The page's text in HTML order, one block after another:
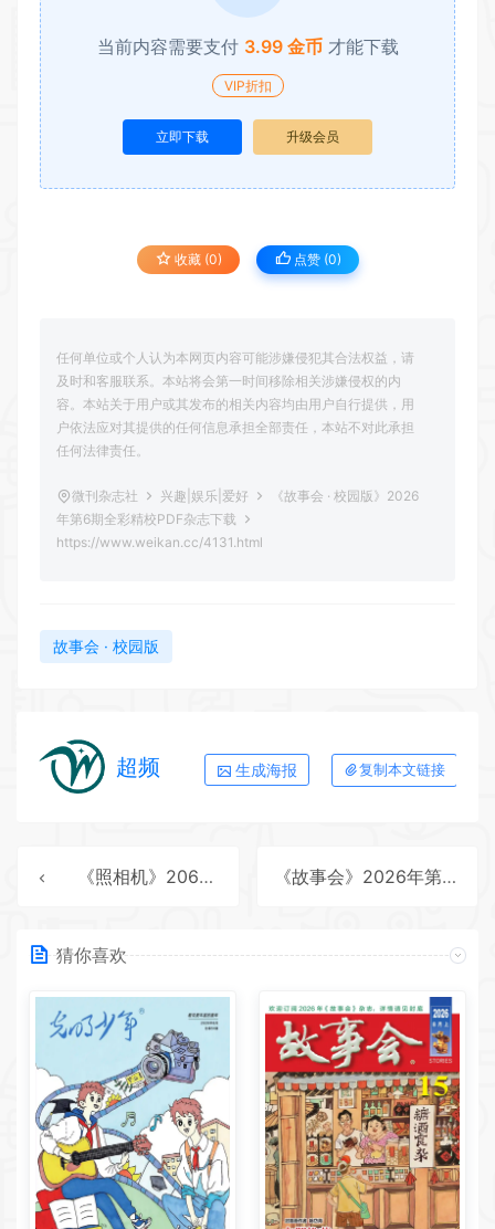
当前内容需要支付 3.99 金币 才能下载
VIP折扣
立即下载 升级会员
收藏 (0) 点赞 (0)
任何单位或个人认为本网页内容可能涉嫌侵犯其合法权益，请
及时和客服联系。本站将会第一时间移除相关涉嫌侵权的内
容。本站关于用户或其发布的相关内容均由用户自行提供，用
户依法应对其提供的任何信息承担全部责任，本站不对此承担
任何法律责任。
微刊杂志社 兴趣|娱乐|爱好
《故事会 · 校园版》2026
年第6期全彩精校PDF杂志下载
https://www.weikan.cc/4131.html
故事会 · 校园版
超频 生成海报 复制本文链接
《照相机》206年第4期全彩精校PDF杂志下载 《故事会》2026年第12期全彩精校PDF杂志下载
猜你喜欢